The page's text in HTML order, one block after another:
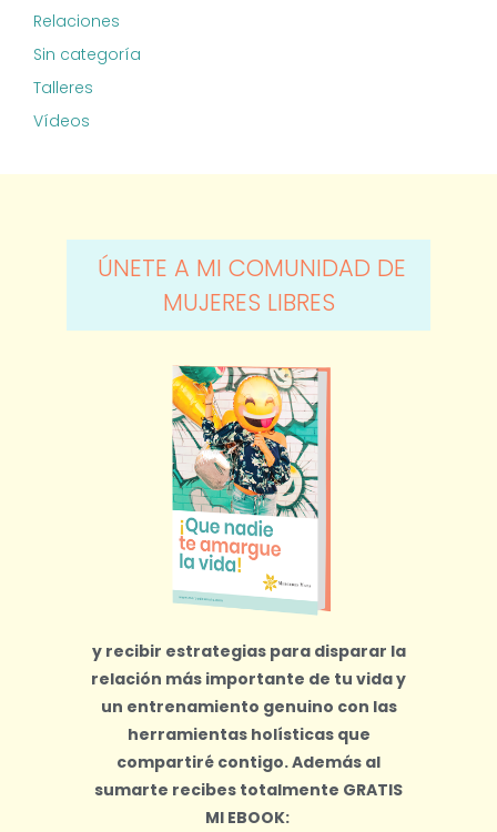
Relaciones
Sin categoría
Talleres
Vídeos
ÚNETE A MI COMUNIDAD DE
MUJERES LIBRES
y recibir estrategias para disparar la
relación más importante de tu vida y
un entrenamiento genuino con las
herramientas holísticas que
compartiré contigo.Además al
sumarte recibes totalmente GRATIS
MI EBOOK: